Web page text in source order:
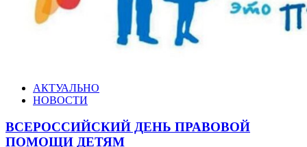
АКТУАЛЬНО
НОВОСТИ
ВСЕРОССИЙСКИЙ ДЕНЬ ПРАВОВОЙ
ПОМОЩИ ДЕТЯМ